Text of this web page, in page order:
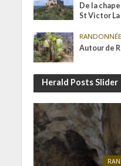
De la
St Victor
Autour de
Herald Posts Slider